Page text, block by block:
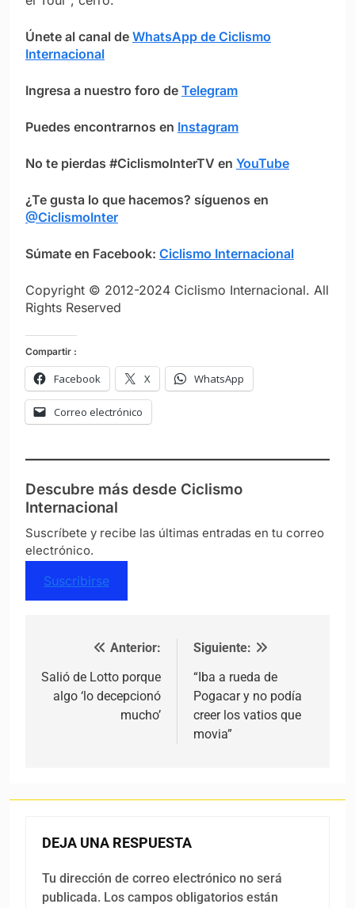
Únete al canal de WhatsApp de Ciclismo
Internacional
Ingresa a nuestro foro de Telegram
Puedes encontrarnos en Instagram
No te pierdas #CiclismoInterTV en YouTube
¿Te gusta lo que hacemos? síguenos en
@CiclismoInter
Súmate en Facebook: Ciclismo Internacional
Copyright © 2012-2024 Ciclismo Internacional. All
Rights Reserved
Compartir :
Facebook X WhatsApp
Correo electrónico
Descubre más desde Ciclismo
Internacional
Suscríbete y recibe las últimas entradas en tu correo
electrónico.
Suscribirse
Navegación de entradas
Anterior:
Salió de Lotto porque
algo ‘lo decepcionó
mucho’
Siguiente:
“Iba a rueda de
Pogacar y no podía
creer los vatios que
movia”
DEJA UNA RESPUESTA
Tu dirección de correo electrónico no será
publicada. Los campos obligatorios están